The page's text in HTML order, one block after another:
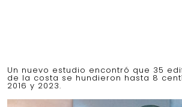
Un nuevo estudio encontró que 35
de la costa se hundieron hasta 8
2016 y 2023.